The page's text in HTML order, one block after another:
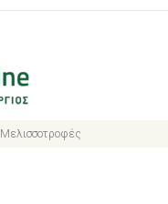
Μελισσοτροφές